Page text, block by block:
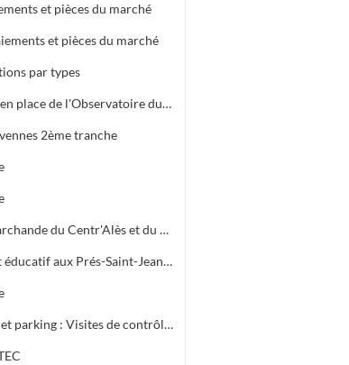
et pièces du marché
et pièces du marché
par types
D.S.Q. : Rapports. Réunions. Mise en place de l'Observatoire du logement du plan local de l'habitat
2ème tranche
Plans remis à jour de la galerie marchande du Centr'Alès et du parking
Construction d'un centre social et éducatif aux Prés-Saint-Jean Maison du Moulinet : Marché public (2ème tranche)
Galerie Marchande du Centr'Alès et parking : Visites de contrôle de la commission de sécurité